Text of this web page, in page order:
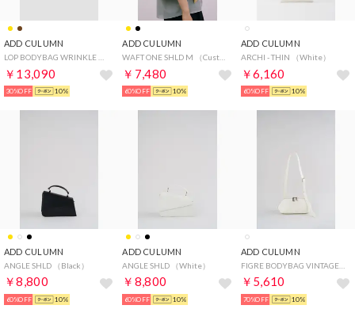
ADD CULUMN
￥13,090
30%OFF 10%
ADD CULUMN
￥7,480
60%OFF 10%
ADD CULUMN
ARCHI - THIN （White）
￥6,160
60%OFF 10%
ADD CULUMN
ANGLE SHLD （Black）
￥8,800
60%OFF 10%
ADD CULUMN
ANGLE SHLD （White）
￥8,800
60%OFF 10%
ADD CULUMN
FIGRE BODYBAG VINTAGE （White）
￥5,610
70%OFF 10%